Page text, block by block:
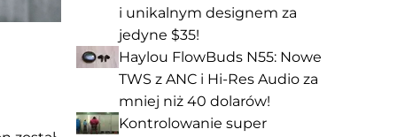
i unikalnym designem za
jedyne $35!
Haylou FlowBuds N55: Nowe
TWS z ANC i Hi-Res Audio za
mniej niż 40 dolarów!
Kontrolowanie super